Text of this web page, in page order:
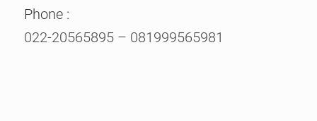
Phone :
022-20565895 – 081999565981